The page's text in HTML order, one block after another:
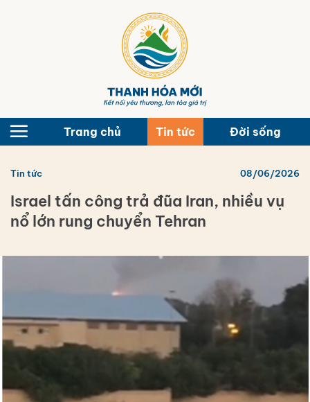
Trang chủ Tin tức Đời sống
Tin tức 08/06/2026
Israel tấn công trả đũa Iran, nhiều vụ
nổ lớn rung chuyển Tehran